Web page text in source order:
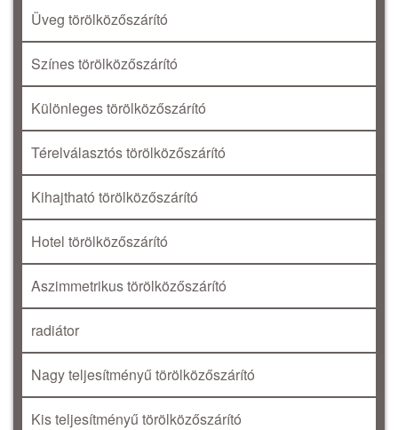
Üveg törölközőszárító
Színes törölközőszárító
Különleges törölközőszárító
Térelválasztós törölközőszárító
Kihajtható törölközőszárító
Hotel törölközőszárító
Aszimmetrikus törölközőszárító
radiátor
Nagy teljesítményű törölközőszárító
Kis teljesítményű törölközőszárító